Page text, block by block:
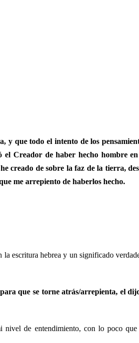
y que todo el intento de los
el Creador de haber hecho hombre
creado de sobre la faz de la tierra,
me arrepiento de haberlos hecho.
la escritura hebrea y un significado
que se torne atrás/arrepienta, el
nivel de entendimiento, con lo poco